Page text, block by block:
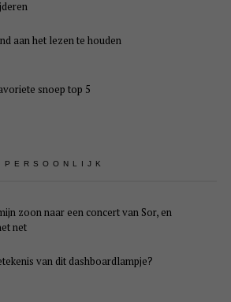
aan het lezen te houden
snoep top 5
PERSOONLIJK
zoon naar een concert van Sor, en
net
van dit dashboardlampje?